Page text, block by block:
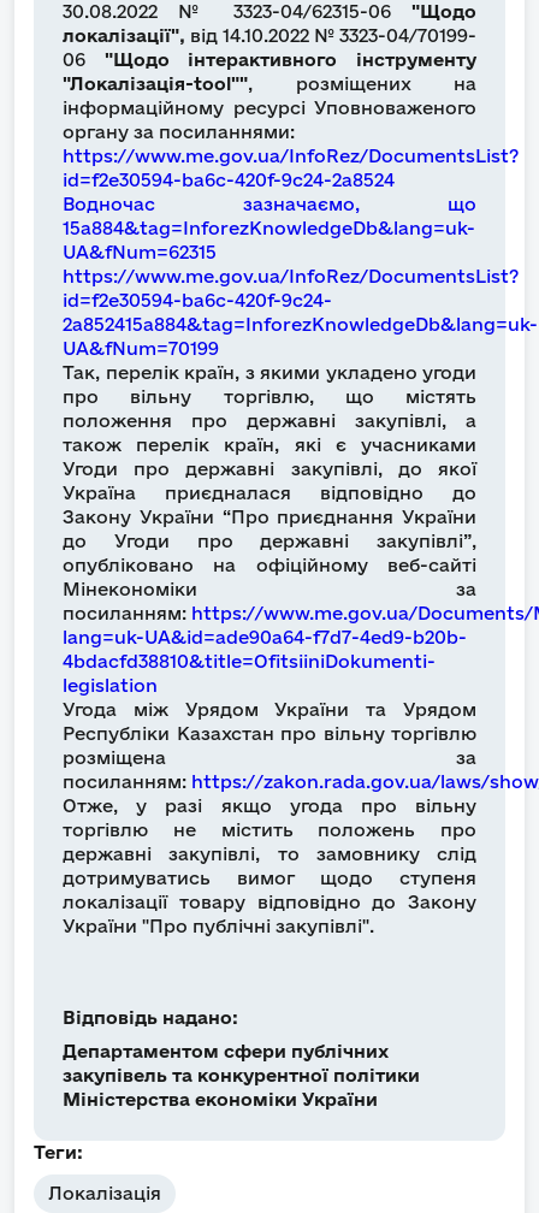
30.08.2022 № 3323-04/62315-06 "Щодо
локалізації", від 14.10.2022 № 3323-04/70199-
06 "Щодо інтерактивного інструменту
"Локалізація-tool"", розміщених на
інформаційному ресурсі Уповноваженого
органу за посиланнями:
https://www.me.gov.ua/InfoRez/DocumentsList?
id=f2e30594-ba6c-420f-9c24-2a8524
Водночас зазначаємо, що
15a884&tag=InforezKnowledgeDb&lang=uk-
UA&fNum=62315
https://www.me.gov.ua/InfoRez/DocumentsList?
id=f2e30594-ba6c-420f-9c24-
2a852415a884&tag=InforezKnowledgeDb&lang=uk-
UA&fNum=70199
Так, перелік країн, з якими укладено угоди
про вільну торгівлю, що містять
положення про державні закупівлі, а
також перелік країн, які є учасниками
Угоди про державні закупівлі, до якої
Україна приєдналася відповідно до
Закону України “Про приєднання України
до Угоди про державні закупівлі”,
опубліковано на офіційному веб-сайті
Мінекономіки за
посиланням: https://www.me.gov.ua/Documents/
lang=uk-UA&id=ade90a64-f7d7-4ed9-b20b-
4bdacfd38810&title=OfitsiiniDokumenti-
legislation
Угода між Урядом України та Урядом
Республіки Казахстан про вільну торгівлю
розміщена за
посиланням: https://zakon.rada.gov.ua/laws/
Отже, у разі якщо угода про вільну
торгівлю не містить положень про
державні закупівлі, то замовнику слід
дотримуватись вимог щодо ступеня
локалізації товару відповідно до Закону
України "Про публічні закупівлі".
Відповідь надано:
Департаментом сфери публічних
закупівель та конкурентної політики
Міністерства економіки України
Теги:
Локалізація